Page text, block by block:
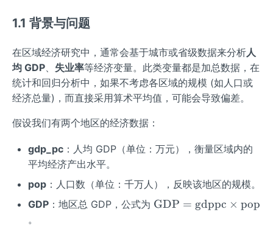
1.1 背景与问题
在区域经济研究中，通常会基于城市或省级数据来分析人
均 GDP、 失业率等经济变量。此类变量都是加总数据，在
统计和回归分析中，如果不考虑各区域的规模 (如人口或
经济总量)，而直接采用算术平均值，可能会导致偏差。
假设我们有两个地区的经济数据：
gdp_pc：人均 GDP（单位：万元），衡量区域内的
平均经济产出水平。
pop：人口数（单位：千万人），反映该地区的规模。
GDP：地区总 GDP，公式为 \te
GDP = gdppc × pop
。